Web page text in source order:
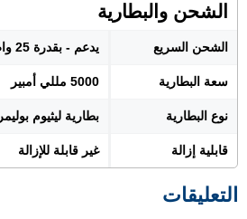
الشحن والبطارية
الشحن السريع يدعم - بقدرة 25 واط
سعة البطارية 5000 مللي أمبير
نوع البطارية بطارية ليثيوم بوليمر
قابلية إزالة غير قابلة للإزالة
التعليقات